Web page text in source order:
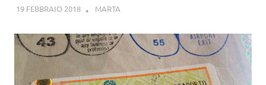
19 FEBBRAIO 2018 MARTA